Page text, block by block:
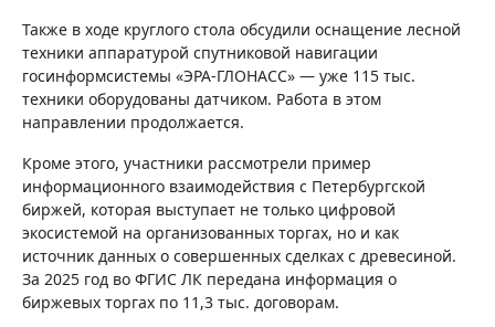
Также в ходе круглого стола обсудили оснащение лесной
техники аппаратурой спутниковой навигации
госинформсистемы «ЭРА-ГЛОНАСС» — уже 115 тыс.
техники оборудованы датчиком. Работа в этом
направлении продолжается.
Кроме этого, участники рассмотрели пример
информационного взаимодействия с Петербургской
биржей, которая выступает не только цифровой
экосистемой на организованных торгах, но и как
источник данных о совершенных сделках с древесиной.
За 2025 год во ФГИС ЛК передана информация о
биржевых торгах по 11,3 тыс. договорам.